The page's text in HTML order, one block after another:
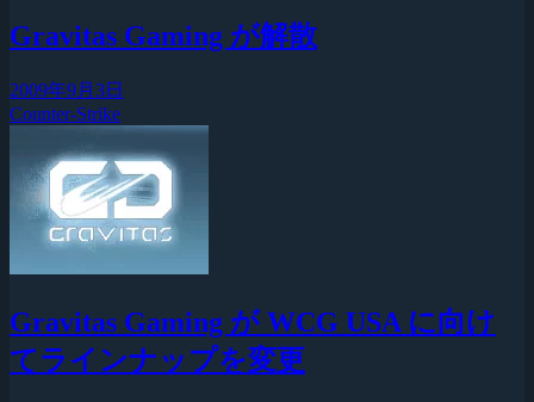
Gravitas Gaming が解散
2009年9月3日
Counter-Strike
Gravitas Gaming が WCG USA に向け
てラインナップを変更